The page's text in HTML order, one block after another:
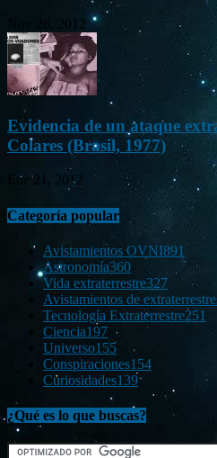
Nov 26, 2012
Evidencia de un ataque
Colares (Brasil, 1977)
Ene 21, 2012
Categoría popular
Avistamientos OVNI891
Astronomía360
Vida extraterrestre327
Avistamientos de
Tecnología Extraterrestre251
Ciencia197
Universo155
Conspiraciones154
Curiosidades139
¿Qué es lo que buscas?